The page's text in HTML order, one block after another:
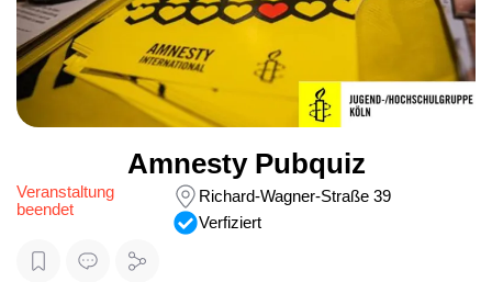
Amnesty Pubquiz
Veranstaltung
beendet
Richard-Wagner-Straße 39
Verfiziert